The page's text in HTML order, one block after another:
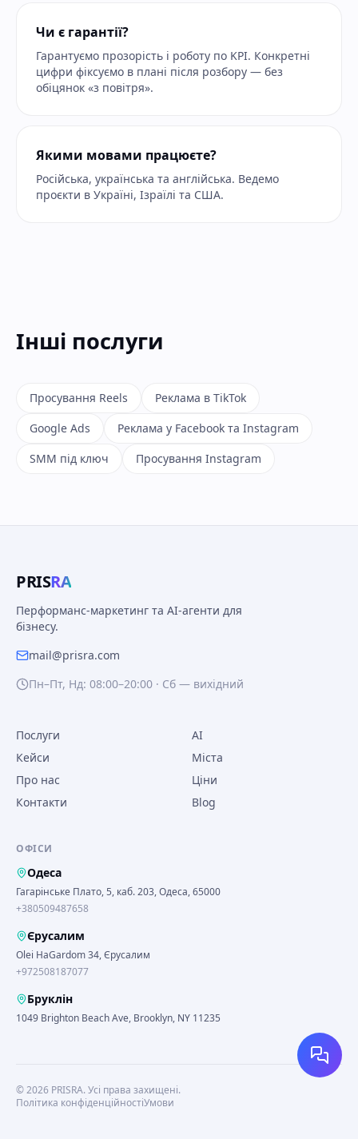
Чи є гарантії?
Гарантуємо прозорість і роботу по KPI. Конкретні
цифри фіксуємо в плані після розбору — без
обіцянок «з повітря».
Якими мовами працюєте?
Російська, українська та англійська. Ведемо
проєкти в Україні, Ізраїлі та США.
Інші послуги
Просування Reels
Реклама в TikTok
Google Ads
Реклама у Facebook та Instagram
SMM під ключ
Просування Instagram
PRISRA
Перформанс-маркетинг та AI-агенти для
бізнесу.
mail@prisra.com
Пн–Пт, Нд: 08:00–20:00 · Сб — вихідний
Послуги
AI
Кейси
Міста
Про нас
Ціни
Контакти
Blog
ОФІСИ
Одеса
Гагарінське Плато, 5, каб. 203, Одеса, 65000
+380509487658
Єрусалим
Olei HaGardom 34, Єрусалим
+972508187077
Бруклін
1049 Brighton Beach Ave, Brooklyn, NY 11235
©2026 PRISRA.Усі права захищені.
Політика конфіденційностіУмови